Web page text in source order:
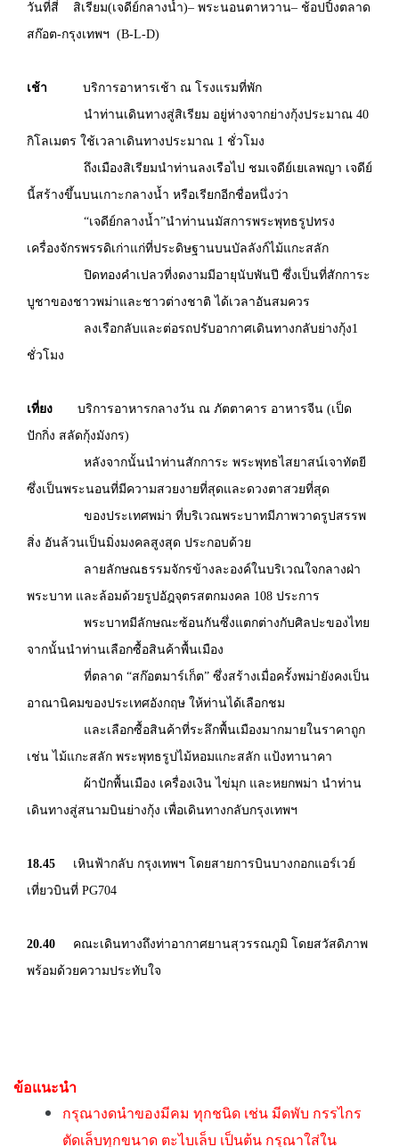
วันที่สี่ สิเรียม(เจดีย์กลางน้ำ)– พระนอนตาหวาน– ช้อปปิ้งตลาด
สก๊อต-กรุงเทพฯ (B-L-D)
เช้า บริการอาหารเช้า ณ โรงแรมที่พัก
นำท่านเดินทางสู่สิเรียม อยู่ห่างจากย่างกุ้งประมาณ 40
กิโลเมตร ใช้เวลาเดินทางประมาณ 1 ชั่วโมง
ถึงเมืองสิเรียมนำท่านลงเรือไป ชมเจดีย์เยเลพญา เจดีย์
นี้สร้างขึ้นบนเกาะกลางน้ำ หรือเรียกอีกชื่อหนึ่งว่า
“เจดีย์กลางน้ำ”นำท่านนมัสการพระพุทธรูปทรง
เครื่องจักรพรรดิเก่าแก่ที่ประดิษฐานบนบัลลังก์ไม้แกะสลัก
ปิดทองคำเปลวที่งดงามมีอายุนับพันปี ซึ่งเป็นที่สักการะ
บูชาของชาวพม่าและชาวต่างชาติ ได้เวลาอันสมควร
ลงเรือกลับและต่อรถปรับอากาศเดินทางกลับย่างกุ้ง1
ชั่วโมง
เที่ยง บริการอาหารกลางวัน ณ ภัตตาคาร อาหารจีน (เป็ด
ปักกิ่ง สลัดกุ้งมังกร)
หลังจากนั้นนำท่านสักการะ พระพุทธไสยาสน์เจาทัตยี
ซึ่งเป็นพระนอนที่มีความสวยงายที่สุดและดวงตาสวยที่สุด
ของประเทศพม่า ที่บริเวณพระบาทมีภาพวาดรูปสรรพ
สิ่ง อันล้วนเป็นมิ่งมงคลสูงสุด ประกอบด้วย
ลายลักษณธรรมจักรข้างละองค์ในบริเวณใจกลางฝ่า
พระบาท และล้อมด้วยรูปอัฎจุตรสตกมงคล 108 ประการ
พระบาทมีลักษณะซ้อนกันซึ่งแตกต่างกับศิลปะของไทย
จากนั้นนำท่านเลือกซื้อสินค้าพื้นเมือง
ที่ตลาด “สก๊อตมาร์เก็ต” ซึ่งสร้างเมื่อครั้งพม่ายังคงเป็น
อาณานิคมของประเทศอังกฤษ ให้ท่านได้เลือกชม
และเลือกซื้อสินค้าที่ระลึกพื้นเมืองมากมายในราคาถูก
เช่น ไม้แกะสลัก พระพุทธรูปไม้หอมแกะสลัก แป้งทานาคา
ผ้าปักพื้นเมือง เครื่องเงิน ไข่มุก และหยกพม่า นำท่าน
เดินทางสู่สนามบินย่างกุ้ง เพื่อเดินทางกลับกรุงเทพฯ
18.45 เหินฟ้ากลับ กรุงเทพฯ โดยสายการบินบางกอกแอร์เวย์
เที่ยวบินที่ PG704
20.40
คณะเดินทางถึงท่าอากาศยานสุวรรณภูมิ โดยสวัสดิภาพ
พร้อมด้วยความประทับใจ
ข้อแนะนำ
กรุณางดนำของมีคม ทุกชนิด เช่น มีดพับ กรรไกร
ตัดเล็บทุกขนาด ตะไบเล็บ เป็นต้น กรุณาใส่ใน